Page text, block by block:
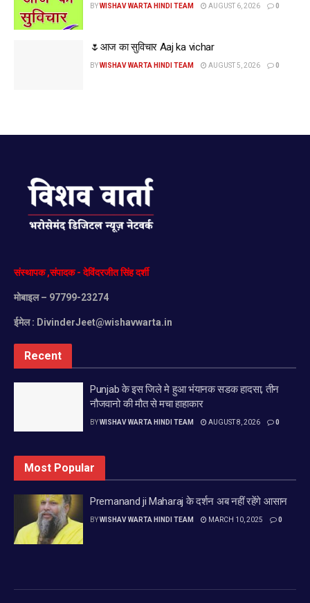
BYWISHAV WARTA HINDI TEAM AUGUST 6, 2026 0
🌷आज का सुविचार Aaj ka vichar
BYWISHAV WARTA HINDI TEAM AUGUST 5, 2026 0
संस्थापक,संपादक-देविंदरजीतसिंहदर्शी
मोबाइल– 97799-23274
ईमेल : DivinderJeet@wishavwarta.in
Recent
Punjab के इस जिले मे हुआ भंयानक सडक हादसा, तीन
नौजवानो की मौत से मचा हाहाकार
BYWISHAV WARTA HINDI TEAM AUGUST 8, 2026 0
Most Popular
Premanand ji Maharaj के दर्शन अब नहीं रहेंगे आसान
BYWISHAV WARTA HINDI TEAM MARCH 10, 2025 0